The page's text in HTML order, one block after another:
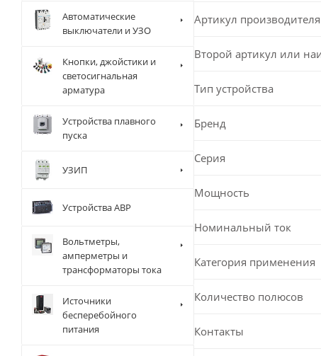
Артикул производителя
Второй артикул или
Тип устройства
Бренд
Серия
Мощность
Номинальный ток
Категория применения
Количество полюсов
Контакты
Автоматические
выключатели и УЗО
Кнопки, джойстики и
светосигнальная
арматура
Устройства плавного
пуска
УЗИП
Устройства АВР
Вольтметры,
амперметры и
трансформаторы тока
Источники
бесперебойного
питания